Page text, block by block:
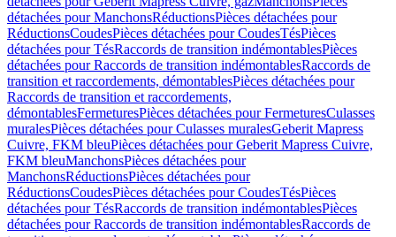
détachées pour ManchonsRéductionsPièces détachées pour
RéductionsCoudesPièces détachées pour CoudesTésPièces
détachées pour TésRaccords de transition indémontablesPièces
détachées pour Raccords de transition indémontablesRaccords de
transition et raccordements, démontablesPièces détachées pour
Raccords de transition et raccordements,
démontablesFermeturesPièces détachées pour FermeturesCulasses
muralesPièces détachées pour Culasses muralesGeberit Mapress
Cuivre, FKM bleuPièces détachées pour Geberit Mapress Cuivre,
FKM bleuManchonsPièces détachées pour
ManchonsRéductionsPièces détachées pour
RéductionsCoudesPièces détachées pour CoudesTésPièces
détachées pour TésRaccords de transition indémontablesPièces
détachées pour Raccords de transition indémontablesRaccords de